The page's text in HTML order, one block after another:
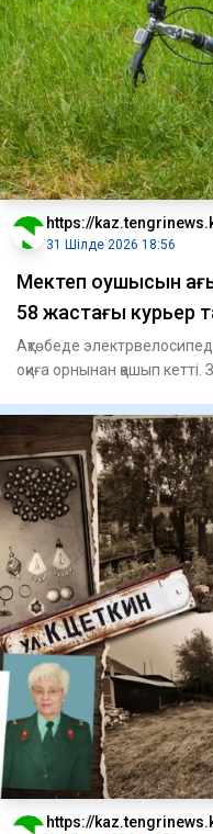
https://
31 Шілде 2026 18:56
Мектеп оқушысын
58 жастағы курьер
Ақтөбеде электрвелосипед
оқиға орнынан қашып
https://